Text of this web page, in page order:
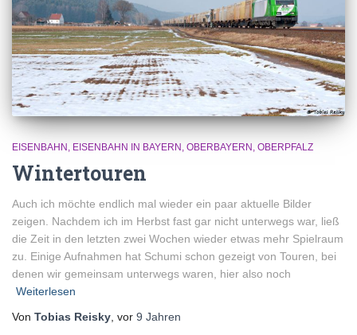
EISENBAHN EISENBAHN IN BAYERN OBERBAYERN OBERPFALZ
Wintertouren
Auch ich möchte endlich mal wieder ein paar aktuelle Bilder
zeigen. Nachdem ich im Herbst fast gar nicht unterwegs war, ließ
die Zeit in den letzten zwei Wochen wieder etwas mehr Spielraum
zu. Einige Aufnahmen hat Schumi schon gezeigt von Touren, bei
denen wir gemeinsam unterwegs waren, hier also noch
Weiterlesen
Von Tobias Reisky , vor 9 Jahren